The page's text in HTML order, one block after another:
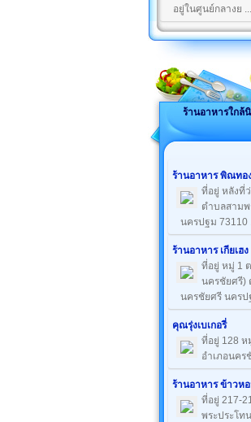
อยู่ในศูนย์กลางย ...
ร้านอาหารใกล้นิ
ร้านอาหาร พิณทอ
ที่อยู่ หลังที่
ตำบลสาม
นครปฐม 73110
ร้านอาหาร เกียเฮง
ที่อยู่ หมู่ 1
นครชัยศรี)
นครชัยศรี นครป
คุณรุ่งเบเกอรี่
ที่อยู่ 128
อำเภอนคร
ร้านอาหาร ข้าวห
ที่อยู่ 217-
พระประโท